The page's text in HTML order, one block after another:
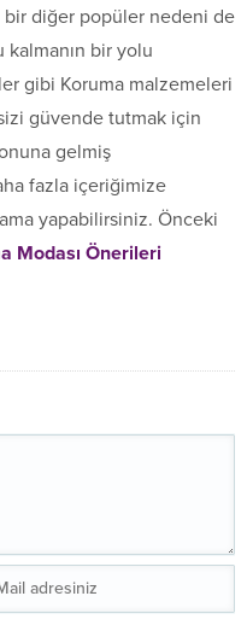
bir diğer popüler nedeni de
kalmanın bir yolu
gibi Koruma malzemeleri
sizi güvende tutmak için
gelmiş
fazla içeriğimize
yapabilirsiniz. Önceki
Modası Önerileri